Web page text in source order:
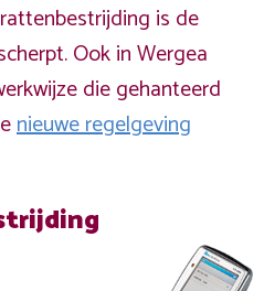
is de
Ook in Wergea
die gehanteerd
nieuwe regelgeving